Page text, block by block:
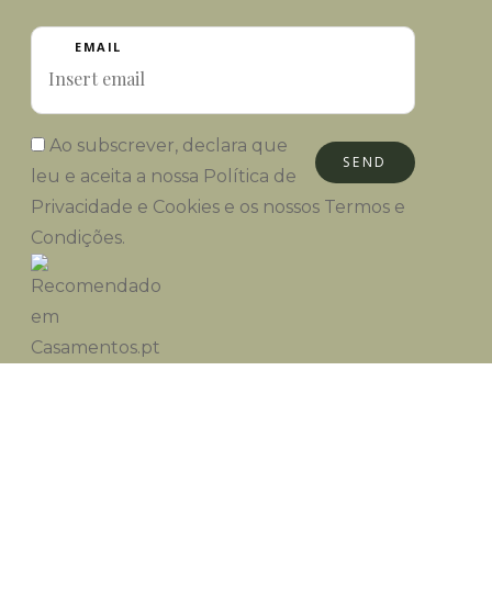
EMAIL
SEND
Ao subscrever, declara que
leu e aceita a nossa Política de
Privacidade e Cookies e os nossos Termos e
Condições.